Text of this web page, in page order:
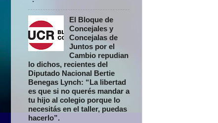
El Bloque de
Concejales y
Concejalas de
Juntos por el
Cambio repudian
lo dichos, recientes del
Diputado Nacional Bertie
Benegas Lynch: “La libertad
es que si no querés mandar a
tu hijo al colegio porque lo
necesitás en el taller, puedas
hacerlo”.